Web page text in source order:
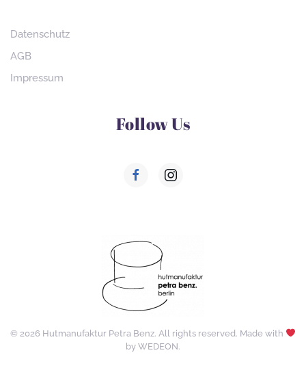
Datenschutz
AGB
Impressum
Follow Us
©2026 Hutmanufaktur Petra Benz. All rights reserved. Made with
by WEDEON.